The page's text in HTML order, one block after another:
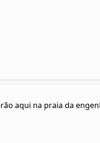
aqui na praia da